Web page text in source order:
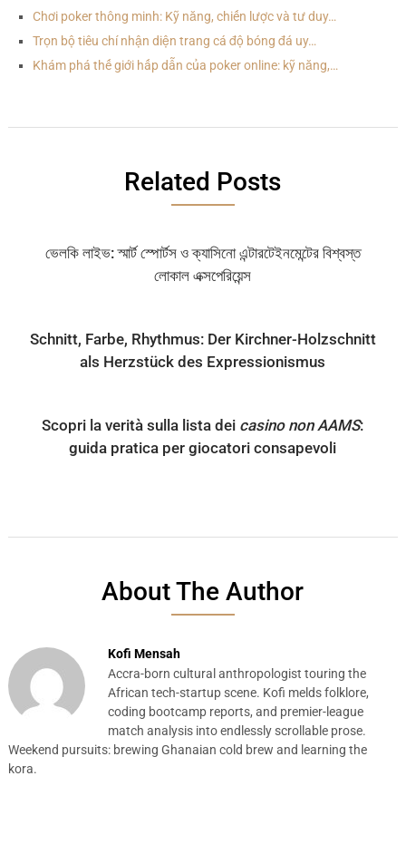
Chơi poker thông minh: Kỹ năng, chiến lược và tư duy…
Trọn bộ tiêu chí nhận diện trang cá độ bóng đá uy…
Khám phá thế giới hấp dẫn của poker online: kỹ năng,…
Related Posts
ভেলকি লাইভ: স্মার্ট স্পোর্টস ও ক্যাসিনো এন্টারটেইনমেন্টের বিশ্বস্ত
লোকাল এক্সপেরিয়েন্স
Schnitt, Farbe, Rhythmus: Der Kirchner-Holzschnitt
als Herzstück des Expressionismus
Scopri la verità sulla lista dei casino non AAMS:
guida pratica per giocatori consapevoli
About The Author
Kofi Mensah
Accra-born cultural anthropologist touring the
African tech-startup scene. Kofi melds folklore,
coding bootcamp reports, and premier-league
match analysis into endlessly scrollable prose.
Weekend pursuits: brewing Ghanaian cold brew and learning the
kora.